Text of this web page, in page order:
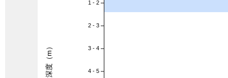
1 - 2
2 - 3
3 - 4
4 - 5
深度（m）